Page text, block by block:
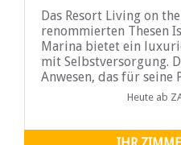
Das Resort Living on
renommierten Thesen
Marina bietet ein
mit Selbstversorgung.
Anwesen, das für seine
ruhigen Bootskanäle
Heute ab